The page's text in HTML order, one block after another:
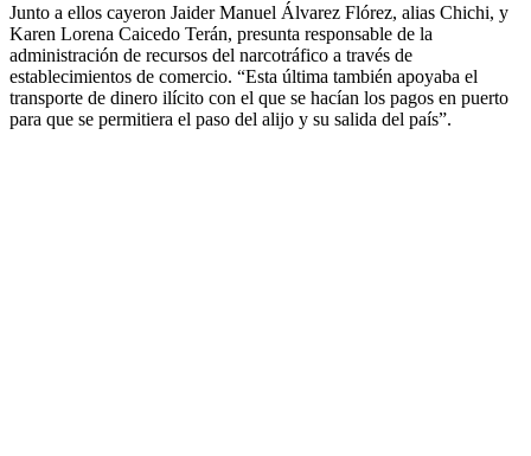
Junto a ellos cayeron Jaider Manuel Álvarez Flórez, alias Chichi, y
Karen Lorena Caicedo Terán, presunta responsable de la
administración de recursos del narcotráfico a través de
establecimientos de comercio. “Esta última también apoyaba el
transporte de dinero ilícito con el que se hacían los pagos en puerto
para que se permitiera el paso del alijo y su salida del país”.